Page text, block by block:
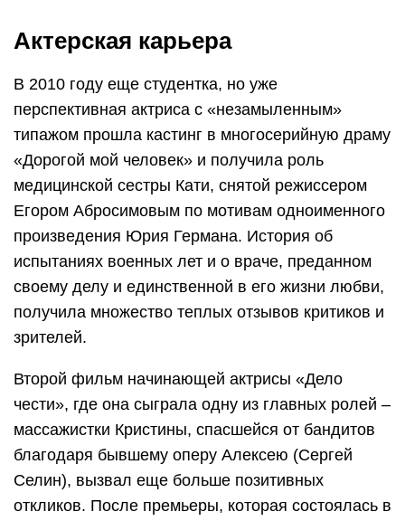
Актерская карьера
В 2010 году еще студентка, но уже
перспективная актриса с «незамыленным»
типажом прошла кастинг в многосерийную драму
«Дорогой мой человек» и получила роль
медицинской сестры Кати, снятой режиссером
Егором Абросимовым по мотивам одноименного
произведения Юрия Германа. История об
испытаниях военных лет и о враче, преданном
своему делу и единственной в его жизни любви,
получила множество теплых отзывов критиков и
зрителей.
Второй фильм начинающей актрисы «Дело
чести», где она сыграла одну из главных ролей –
массажистки Кристины, спасшейся от бандитов
благодаря бывшему оперу Алексею (Сергей
Селин), вызвал еще больше позитивных
откликов. После премьеры, которая состоялась в